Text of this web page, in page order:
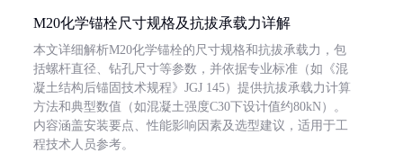
M20化学锚栓尺寸规格及抗拔承载力详解
本文详细解析M20化学锚栓的尺寸规格和抗拔承载力，包
括螺杆直径、钻孔尺寸等参数，并依据专业标准（如《混
凝土结构后锚固技术规程》JGJ 145）提供抗拔承载力计算
方法和典型数值（如混凝土强度C30下设计值约80kN）。
内容涵盖安装要点、性能影响因素及选型建议，适用于工
程技术人员参考。